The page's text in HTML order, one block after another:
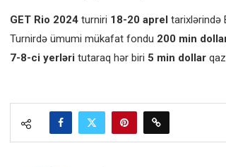
GET Rio 2024turniri 18-20 aprel tarixlərində
Turnirdə ümumi mükafat fondu 200 min
7-8-ci yerləri tutaraq hər biri 5 min dollar